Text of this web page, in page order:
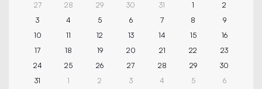
27 28 29 30 31 1
2
3
4 5 6 7 8
9
10
11 12 13 14 15
16
17
18 19 20 21 22
23
24
25 26 27 28 29
30
31
1 2 3 4 5 6